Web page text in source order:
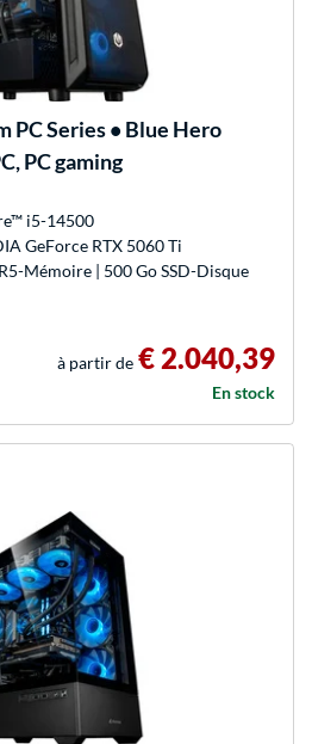
PC Series • Blue Hero
PC gaming
i5-14500
GeForce RTX 5060 Ti
Mémoire | 500 Go SSD-Disque
à partir de € 2.040,39
En stock